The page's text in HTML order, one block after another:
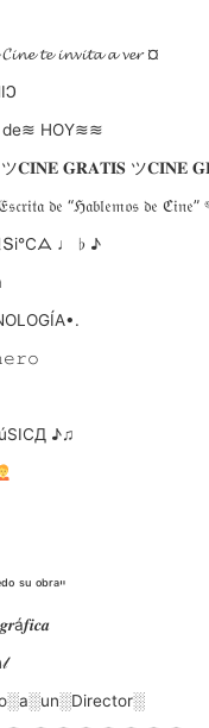
sensibilidad de
oriundo de Misiones,
de la narrativa en su
director. Su
a través del cine.
relato con momentos
al corazón como a la
en vivencias
𝓽𝓮 𝓲𝓷𝓿𝓲𝓽𝓪 𝓪 𝓿𝓮𝓻 ¤
HOY≋≋
𝐂𝐈𝐍𝐄 𝐆𝐑𝐀𝐓𝐈𝐒 ツ𝐂𝐈𝐍𝐄
𝔡𝔢 “ℌ𝔞𝔟𝔩𝔢𝔪𝔬𝔰 𝔡𝔢
♩ ♭ ♪
♪♫
ˢᵘ ᵒᵇʳᵃ"